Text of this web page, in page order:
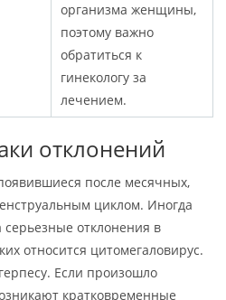
организма женщины,
поэтому важно
обратиться к
гинекологу за
лечением.
отклонений
после месячных,
циклом. Иногда
серьезные отклонения в
относится цитомегаловирус.
Если произошло
кратковременные